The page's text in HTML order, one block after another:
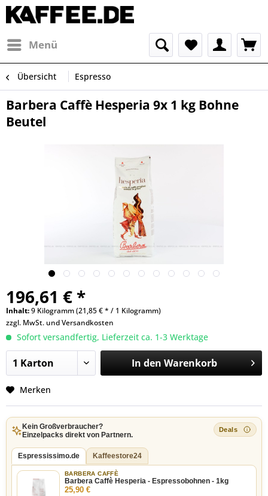
Menü
Übersicht Espresso
Barbera Caffè Hesperia 9x 1 kg Bohne
Beutel
196,61 € *
Inhalt:9 Kilogramm (21,85 € * / 1 Kilogramm)
zzgl. MwSt. undVersandkosten
Sofort versandfertig, Lieferzeit ca. 1-3 Werktage
In den Warenkorb
Merken
Kein Großverbraucher?
Einzelpacks direkt von Partnern.
Espressissimo.de Kaffeestore24
BARBERA CAFFÈ
Barbera Caffè Hesperia - Espressobohnen - 1kg
25,90 €